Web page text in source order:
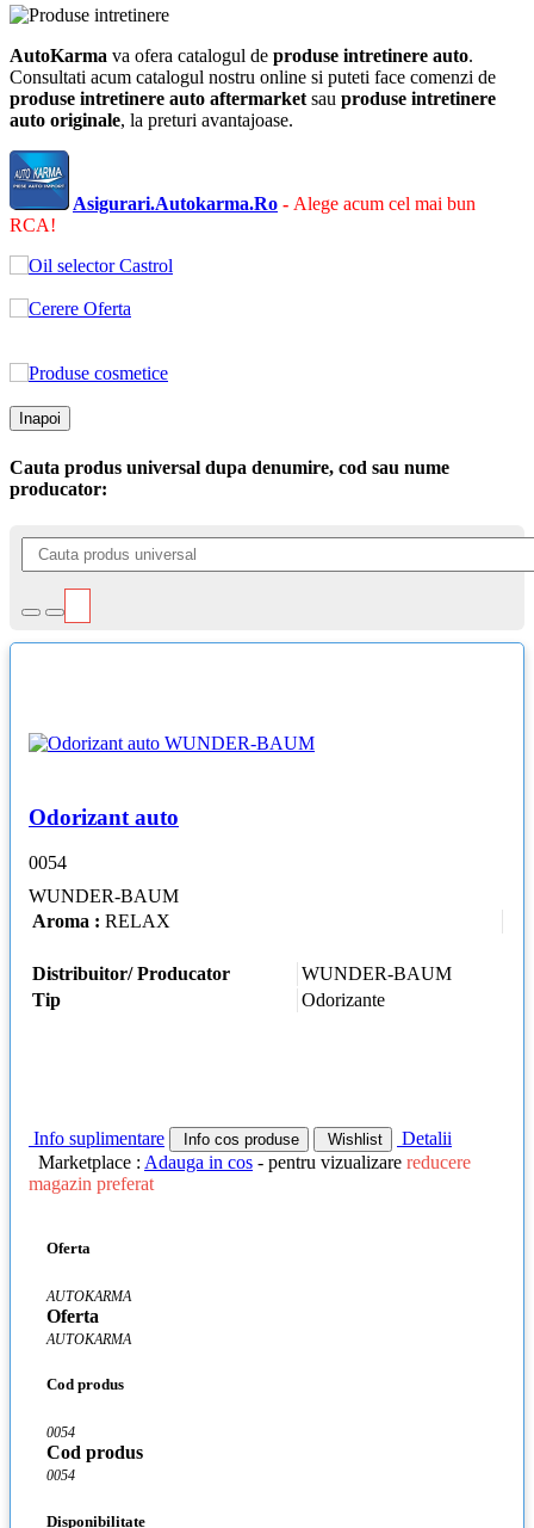
AutoKarma va ofera catalogul de produse intretinere auto.
Consultati acum catalogul nostru online si puteti face comenzi de
produse intretinere auto aftermarketsau produse intretinere
auto originale, la preturi avantajoase.
Asigurari.Autokarma.Ro - Alege acum cel mai bun
RCA!
Inapoi
Cauta produs universal dupa denumire, cod sau nume
producator:
Odorizant auto
0054
WUNDER-BAUM
Aroma : RELAX
Distribuitor/ Producator
WUNDER-BAUM
Tip
Odorizante
Info suplimentare Info cos produse Wishlist
Detalii
Marketplace : Adauga in cos - pentru vizualizare reducere
magazin preferat
Oferta
AUTOKARMA
Oferta
AUTOKARMA
Cod produs
0054
Cod produs
0054
Disponibilitate